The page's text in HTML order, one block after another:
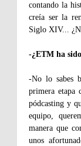
contando la
creía ser la
Siglo XIV...
-¿ETM ha
-No lo sabes
primera etapa
pódcasting y
equipo,
manera que
unos